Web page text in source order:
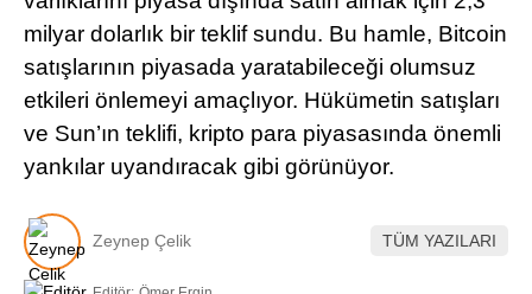
Telegram
milyar dolarlık bir teklif sundu. Bu hamle, Bitcoin
satışlarının piyasada yaratabileceği olumsuz
etkileri önlemeyi amaçlıyor. Hükümetin satışları
ve Sun’ın teklifi, kripto para piyasasında önemli
yankılar uyandıracak gibi görünüyor.
Zeynep Çelik TÜM YAZILARI